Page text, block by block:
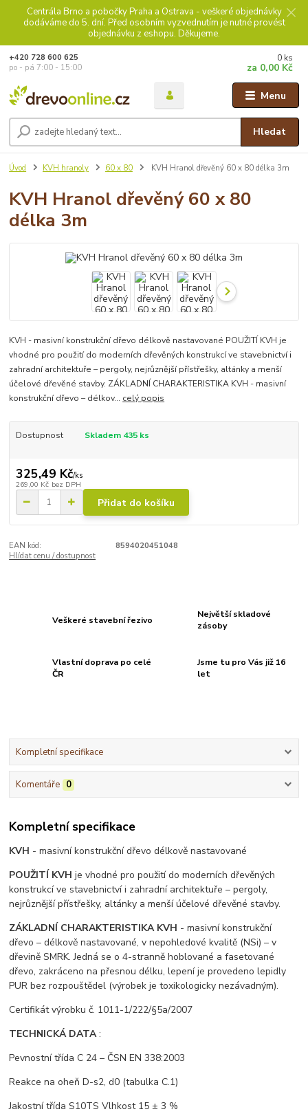
Centrála Brno a pobočky Praha a Ostrava - veškeré objednávky
dodáváme do 5. dní. Před osobním vyzvednutím je nutné provést
objednávku z eshopu. Děkujeme.
Menu
Hledat
+420 728 600 625
po - pá 7:00 - 15:00
0 ks
za 0,00 Kč
Úvod KVH hranoly 60 x 80 KVH Hranol dřevěný 60 x 80 délka 3m
KVH Hranol dřevěný 60 x 80
délka 3m
KVH - masivní konstrukční dřevo délkově nastavované POUŽITÍ KVH je
vhodné pro použití do moderních dřevěných konstrukcí ve stavebnictví i
zahradní architektuře – pergoly, nejrůznější přístřešky, altánky a menší
účelové dřevěné stavby. ZÁKLADNÍ CHARAKTERISTIKA KVH - masivní
konstrukční dřevo – délkov... celý popis
Dostupnost Skladem 435 ks
325,49 Kč/ks
269,00 Kč bez DPH
Přidat do košíku
EAN kód:
8594020451048
Hlídat cenu / dostupnost
Veškeré stavební řezivo
Největší skladové
zásoby
Vlastní doprava po celé
ČR
Jsme tu pro Vás již 16
let
Kompletní specifikace
Komentáře 0
Kompletní specifikace
KVH - masivní konstrukční dřevo délkově nastavované
POUŽITÍ KVH je vhodné pro použití do moderních dřevěných
konstrukcí ve stavebnictví i zahradní architektuře – pergoly,
nejrůznější přístřešky, altánky a menší účelové dřevěné stavby.
ZÁKLADNÍ CHARAKTERISTIKA KVH - masivní konstrukční
dřevo – délkově nastavované, v nepohledové kvalitě (NSi) – v
dřevině SMRK. Jedná se o 4-stranně hoblované a fasetované
dřevo, zakráceno na přesnou délku, lepení je provedeno lepidly
PUR bez rozpouštědel (výrobek je toxikologicky nezávadným).
Certifikát výrobku č. 1011-1/222/§5a/2007
TECHNICKÁ DATA:
Pevnostní třída C 24 – ČSN EN 338:2003
Reakce na oheň D-s2, d0 (tabulka C.1)
Jakostní třída S10TS Vlhkost 15 ± 3 %